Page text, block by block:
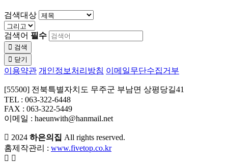
검색대상
검색어 필수
검색
닫기
이용약관 개인정보처리방침 이메일무단수집거부
[55500] 전북특별자치도 무주군 부남면 상평당길41
TEL : 063-322-6448
FAX : 063-322-5449
이메일 : haeunwith@hanmail.net
2024 하은의집 All rights reserved.
홈제작관리 : www.fivetop.co.kr